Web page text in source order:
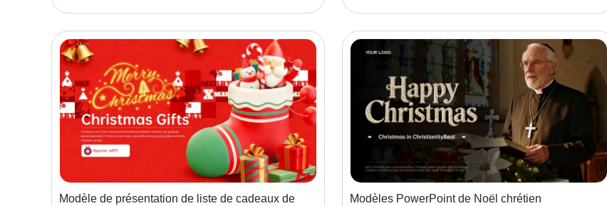
Modèle de présentation de liste de cadeaux de
Modèles PowerPoint de Noël chrétien